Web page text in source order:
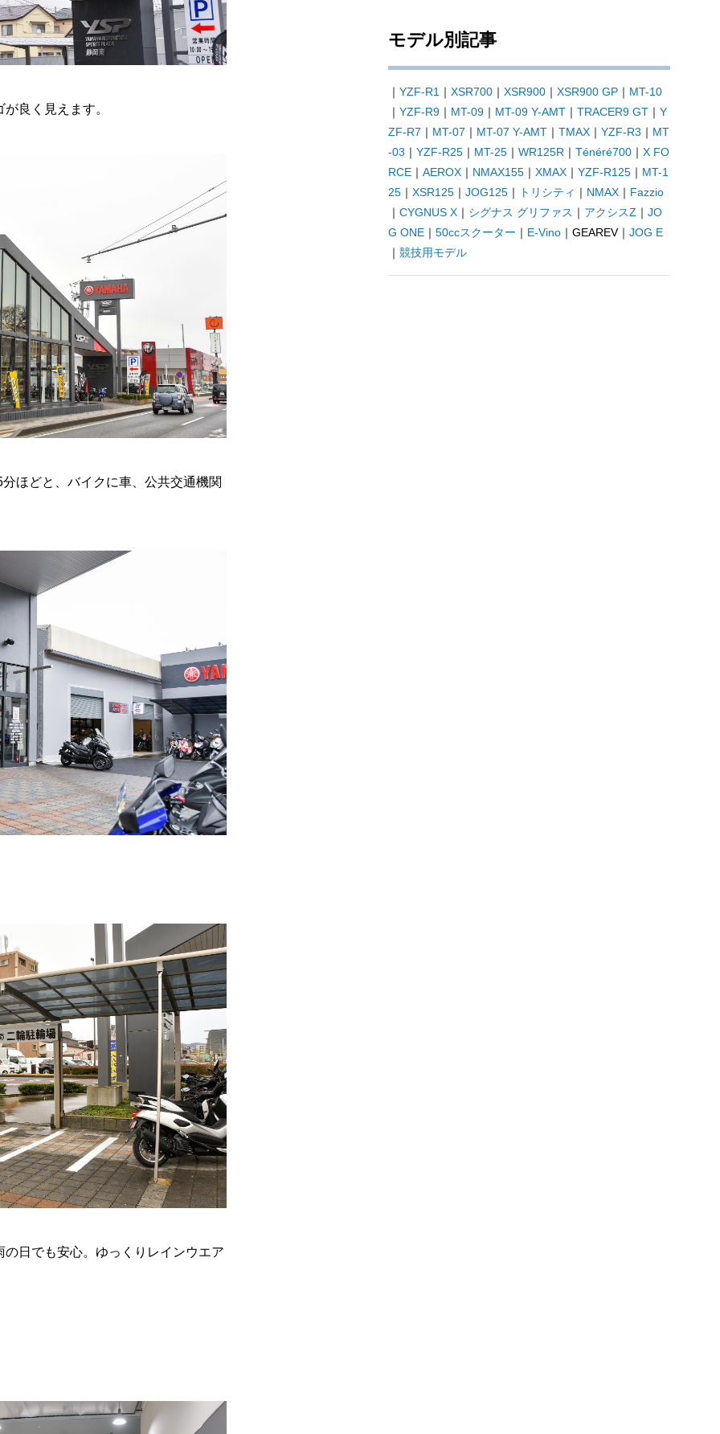
良く見えます。
ほどと、バイクに車、公共交通機関
日でも安心。ゆっくりレインウエア
モデル別記事
｜ YZF-R1 ｜ XSR700｜ XSR900｜ XSR900 GP｜ MT-10
｜ YZF-R9｜ MT-09｜ MT-09 Y-AMT｜ TRACER9 GT｜ Y
ZF-R7 ｜ MT-07 ｜ MT-07 Y-AMT｜ TMAX｜ YZF-R3 ｜ MT
-03 ｜ YZF-R25｜ MT-25｜ WR125R ｜ Ténéré700｜ X FO
RCE｜ AEROX｜ NMAX155｜ XMAX｜ YZF-R125｜ MT-1
25｜ XSR125｜ JOG125｜ トリシティ ｜ NMAX｜ Fazzio
｜ CYGNUS X｜ シグナス グリファス ｜ アクシスZ ｜ JO
G ONE｜ 50ccスクーター ｜ E-Vino｜GEAREV｜ JOG E
｜ 競技用モデル